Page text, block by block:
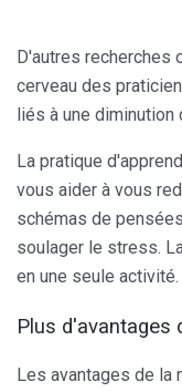
D'autres recherches
cerveau des
liés à une
La pratique
vous aider à vous
schémas de
soulager le stress.
en une seule activité.
Plus d'avantages
Les avantages de la